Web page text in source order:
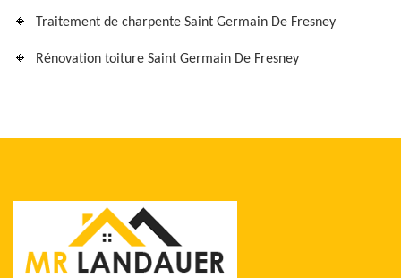
Traitement de charpente Saint Germain De Fresney
Rénovation toiture Saint Germain De Fresney